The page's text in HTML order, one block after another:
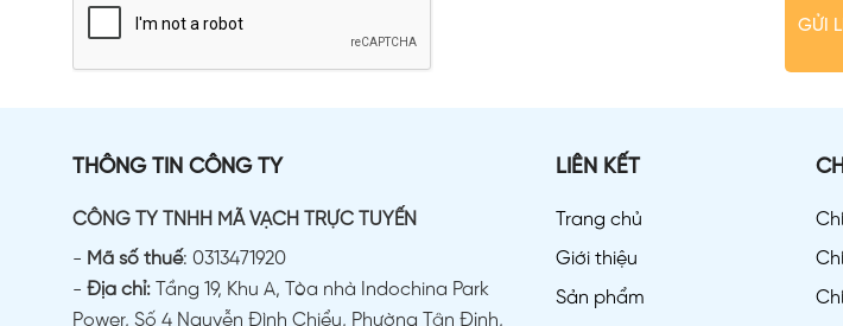
GỬI
THÔNG TIN CÔNG TY
CÔNG TY TNHH MÃ VẠCH TRỰC TUYẾN
- Mã số thuế: 0313471920
- Địa chỉ:
Tầng 19, Khu A, Tòa nhà Indochina Park
Power, Số 4 Nguyễn Đình Chiểu, Phường Tân Định,
LIÊN KẾT
Trang chủ
Giới thiệu
Sản phẩm